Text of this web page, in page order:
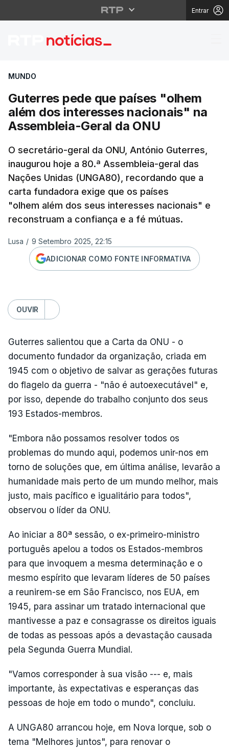
Entrar
Guterres pede que
MUNDO
Guterres pede que países "olhem
além dos interesses nacionais" na
Assembleia-Geral da ONU
O secretário-geral da ONU, António Guterres,
inaugurou hoje a 80.ª Assembleia-geral das
Nações Unidas (UNGA80), recordando que a
carta fundadora exige que os países
"olhem além dos seus interesses nacionais" e
reconstruam a confiança e a fé mútuas.
Lusa / 9 Setembro 2025, 22:15
ADICIONAR COMO FONTE INFORMATIVA
OUVIR
Guterres salientou que a Carta da ONU - o
documento fundador da organização, criada em
1945 com o objetivo de salvar as gerações futuras
do flagelo da guerra - "não é autoexecutável" e,
por isso, depende do trabalho conjunto dos seus
193 Estados-membros.
"Embora não possamos resolver todos os
problemas do mundo aqui, podemos unir-nos em
torno de soluções que, em última análise, levarão a
humanidade mais perto de um mundo melhor, mais
justo, mais pacífico e igualitário para todos",
observou o líder da ONU.
Ao iniciar a 80ª sessão, o ex-primeiro-ministro
português apelou a todos os Estados-membros
para que invoquem a mesma determinação e o
mesmo espírito que levaram líderes de 50 países
a reunirem-se em São Francisco, nos EUA, em
1945, para assinar um tratado internacional que
mantivesse a paz e consagrasse os direitos iguais
de todas as pessoas após a devastação causada
pela Segunda Guerra Mundial.
"Vamos corresponder à sua visão --- e, mais
importante, às expectativas e esperanças das
pessoas de hoje em todo o mundo", concluiu.
A UNGA80 arrancou hoje, em Nova Iorque, sob o
tema "Melhores juntos", para renovar o